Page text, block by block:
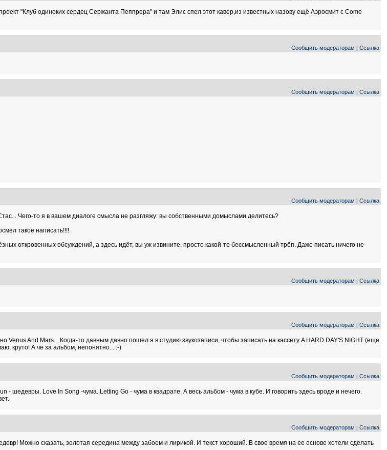
"Клуб одиноких сердец Сержанта Пеппрера" и там Элис спел этот кавер,из известных назову ещё Аэросмит с Come
Сообщить модераторам | Ссылка
Сообщить модераторам | Ссылка
Сообщить модераторам | Ссылка
Чего-то я в вашем диалоге смысла не разгляжу: вы собственными домыслами делитесь?
такое написать!!!!
откровенных обсуждений, а здесь идёт, вы уж извините, просто какой-то бессмысленный трёп. Даже писать ничего не
Сообщить модераторам | Ссылка
Сообщить модераторам | Ссылка
And Mars... Когда-то давным давно пошел я в студию звукозаписи, чтобы записать на кассету A HARD DAY'S NIGHT (еще
круто! А че за альбом, непонятно... :-)
Сообщить модераторам | Ссылка
- шедевры. Love In Song -чума. Letting Go - чума в квадрате. А весь альбом - чума в кубе. И говорить здесь вроде и нечего.
Сообщить модераторам | Ссылка
Можно сказать, золотая середина между забоем и лирикой. И текст хороший. В свое время на ее основе хотели сделать